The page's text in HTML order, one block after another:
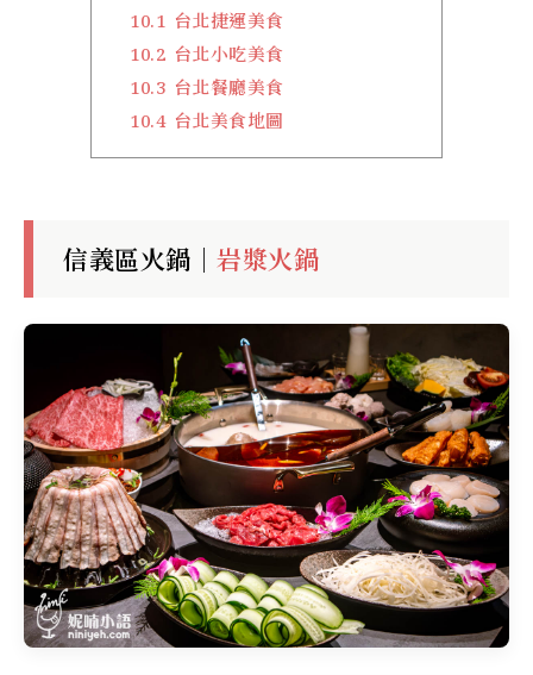
10.1 台北捷運美食
10.2 台北小吃美食
10.3 台北餐廳美食
10.4 台北美食地圖
信義區火鍋｜岩漿火鍋